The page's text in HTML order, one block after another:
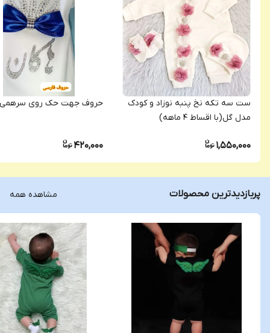
ست سه تکه نخ پنبه نوزاد و کودک
مدل گل(با اقساط ۴ ماهه)
1,550,000
حروف جهت حک روی سرهمی
420,000
پربازدیدترین محصولات مشاهده همه